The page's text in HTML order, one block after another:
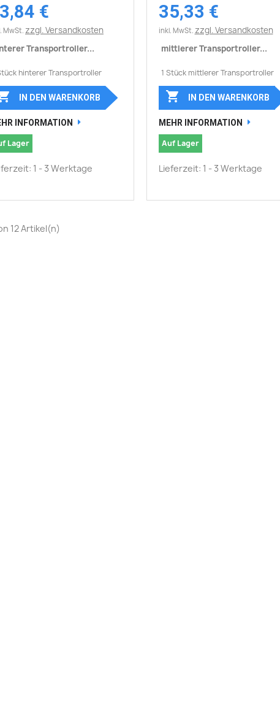
 Vorschau
€
MwSt. zzgl. Versandkosten
Transportroller...
hinterer Transportroller
IN DEN WARENKORB
INFORMATION
Lager
1 - 3 Werktage
 Vorschau
35,33 €
inkl. MwSt. zzgl. Versandkosten
mittlerer Transportroller...
1 Stück mittlerer Transportroller
 IN DEN WARENKORB
MEHR INFORMATION
Auf Lager
Lieferzeit: 1 - 3 Werktage
12 Artikel(n)